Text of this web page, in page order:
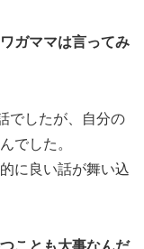
ワガママは言ってみ
でしたが、自分の
でした。
に良い話が舞い込
ことも大事なんだ